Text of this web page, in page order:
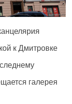
к Дмитровке
галерея